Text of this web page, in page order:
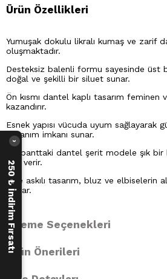
Ürün Özellikleri
Yumuşak dokulu likralı kumaş ve zarif
oluşmaktadır.
Desteksiz balenli formu sayesinde üst
doğal ve şekilli bir siluet sunar.
Ön kısmı dantel kaplı tasarım
kazandırır.
Esnek yapısı vücuda uyum sağlayarak
kullanım imkanı sunar.
Alt banttaki dantel şerit modele şık bir
etki verir.
İnce askılı tasarım, bluz ve elbiselerin
sağlar.
Ödeme Seçenekleri
Ürün Önerileri
250 ₺ İndirim Fırsatı
›